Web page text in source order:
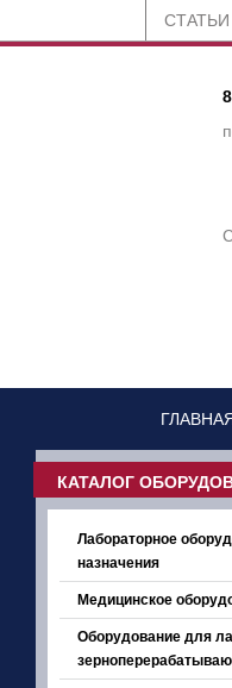
СТАТЬИ
КАТАЛОГ
Лабораторное
назначения
Медицинское
Оборудование для